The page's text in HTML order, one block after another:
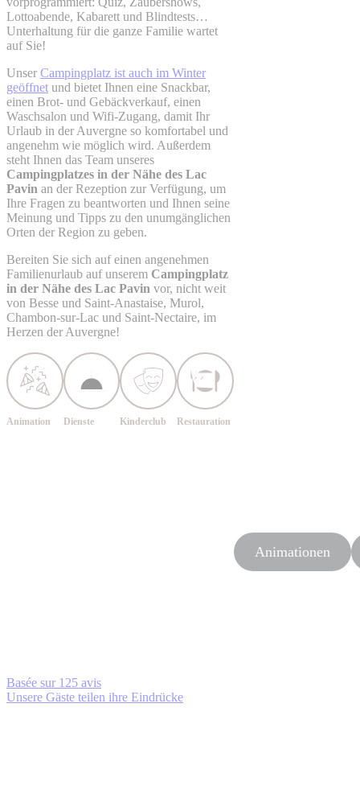
Lottoabende, Kabarett und Blindtests…
Unterhaltung für die ganze Familie wartet
auf Sie!
Unser Campingplatz ist auch im Winter
geöffnet und bietet Ihnen eine Snackbar,
einen Brot- und Gebäckverkauf, einen
Waschsalon und Wifi-Zugang, damit Ihr
Urlaub in der Auvergne so komfortabel und
angenehm wie möglich wird. Außerdem
steht Ihnen das Team unseres
Campingplatzes in der Nähe des Lac
Pavin an der Rezeption zur Verfügung, um
Ihre Fragen zu beantworten und Ihnen seine
Meinung und Tipps zu den unumgänglichen
Orten der Region zu geben.
Bereiten Sie sich auf einen angenehmen
Familienurlaub auf unserem Campingplatz
in der Nähe des Lac Pavin vor, nicht weit
von Besse und Saint-Anastaise, Murol,
Chambon-sur-Lac und Saint-Nectaire, im
Herzen der Auvergne!
Animation Dienste Kinderclub Restauration
Animationen
Basée sur 125 avis
Unsere Gäste teilen ihre Eindrücke